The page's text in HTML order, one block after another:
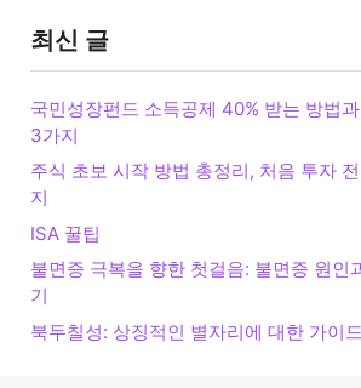
최신 글
국민성장펀드 소득공제 40% 받는 방법
3가지
주식 초보 시작 방법 총정리, 처음 투자
지
ISA 꿀팁
불면증 극복을 향한 첫걸음: 불면증 원인
기
북두칠성: 상징적인 별자리에 대한 가이드